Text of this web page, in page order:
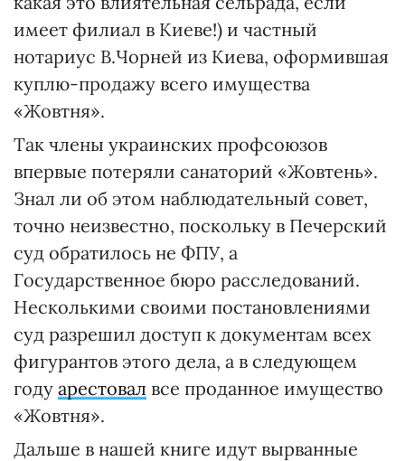
имеет филиал в Киеве!) и частный
нотариус В.Чорней из Киева, оформившая
куплю-продажу всего имущества
«Жовтня».
Так члены украинских профсоюзов
впервые потеряли санаторий «Жовтень».
Знал ли об этом наблюдательный совет,
точно неизвестно, поскольку в Печерский
суд обратилось не ФПУ, а
Государственное бюро расследований.
Несколькими своими постановлениями
суд разрешил доступ к документам всех
фигурантов этого дела, а в следующем
году арестовал все проданное имущество
«Жовтня».
Дальше в нашей книге идут вырванные